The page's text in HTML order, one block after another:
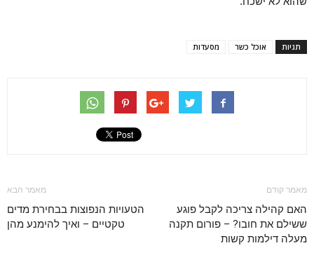
תגיות אוכל כשר מסעדות
מאמר קודם
האם קהילה צריכה לקבל פוגע
ששילם את חובו? – פורום תקנה
מעלה דילמות קשות
מאמר הבא
הטעויות הנפוצות בבחירת מדים
טקטיים – ואיך להימנע מהן